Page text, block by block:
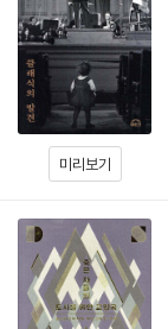
미리보기